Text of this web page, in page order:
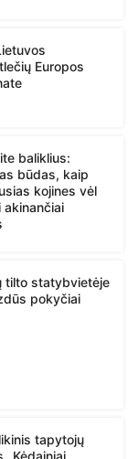
Europos
baliklius:
būdas, kaip
kojines vėl
akinančiai
tilto statybvietėje
pokyčiai
tapytojų
„Kėdainiai.